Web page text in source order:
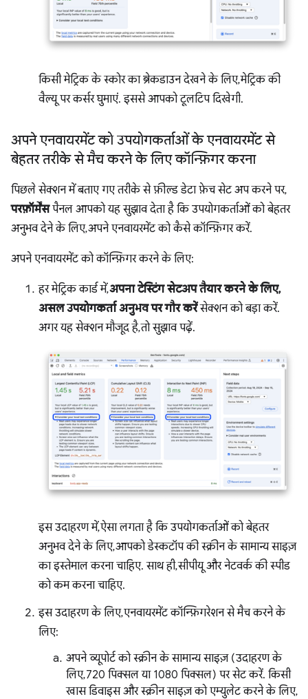
किसी मेट्रिक के स्कोर का ब्रेकडाउन देखने के लिए, मेट्रिक की
वैल्यू पर कर्सर घुमाएं. इससे आपको टूलटिप दिखेगी.
अपने एनवायरमेंट को उपयोगकर्ताओं के एनवायरमेंट से
बेहतर तरीके से मैच करने के लिए कॉन्फ़िगर करना
पिछले सेक्शन में बताए गए तरीके से फ़ील्ड डेटा फ़ेच सेट अप करने पर,
परफ़ॉर्मेंसपैनल आपको यह सुझाव देता है कि उपयोगकर्ताओं को बेहतर
अनुभव देने के लिए, अपने एनवायरमेंट को कैसे कॉन्फ़िगर करें.
अपने एनवायरमेंट को कॉन्फ़िगर करने के लिए:
हर मेट्रिक कार्ड में,अपना टेस्टिंग सेटअप तैयार करने के लिए,
असल उपयोगकर्ता अनुभव पर गौर करेंसेक्शन को बड़ा करें.
अगर यह सेक्शन मौजूद है, तो सुझाव पढ़ें.
इस उदाहरण में, ऐसा लगता है कि उपयोगकर्ताओं को बेहतर
अनुभव देने के लिए, आपको डेस्कटॉप की स्क्रीन के सामान्य साइज़
का इस्तेमाल करना चाहिए. साथ ही, सीपीयू और नेटवर्क की स्पीड
को कम करना चाहिए.
इस उदाहरण के लिए, एनवायरमेंट कॉन्फ़िगरेशन से मैच करने के
लिए:
अपने व्यूपोर्ट को स्क्रीन के सामान्य साइज़ (उदाहरण के
लिए, 720 पिक्सल या 1080 पिक्सल) पर सेट करें. किसी
खास डिवाइस और स्क्रीन साइज़ को एम्युलेट करने के लिए,